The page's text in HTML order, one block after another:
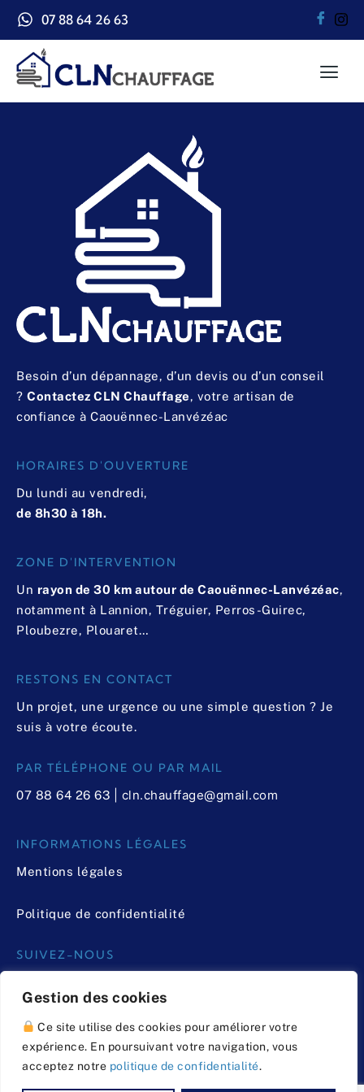
Gestion des cookies
Ce site utilise des cookies pour améliorer votre
expérience. En poursuivant votre navigation, vous
acceptez notre politique de confidentialité.
07 88 64 26 63
Besoin d’un dépannage, d’un devis ou d’un conseil
? Contactez CLN Chauffage, votre artisan de
confiance à Caouënnec-Lanvézéac
HORAIRES D'OUVERTURE
Du lundi au vendredi,
de 8h30 à 18h.
ZONE D'INTERVENTION
Un rayon de 30 km autour de Caouënnec-Lanvézéac,
notamment à Lannion, Tréguier, Perros-Guirec,
Ploubezre, Plouaret…
RESTONS EN CONTACT
Un projet, une urgence ou une simple question ? Je
suis à votre écoute.
PAR TÉLÉPHONE OU PAR MAIL
07 88 64 26 63 | cln.chauffage@gmail.com
INFORMATIONS LÉGALES
Mentions légales
Politique de confidentialité
SUIVEZ-NOUS
© CLN Chauffage | Réalisation de site internet –
Repère de l’Ouest – reperedelouest.com